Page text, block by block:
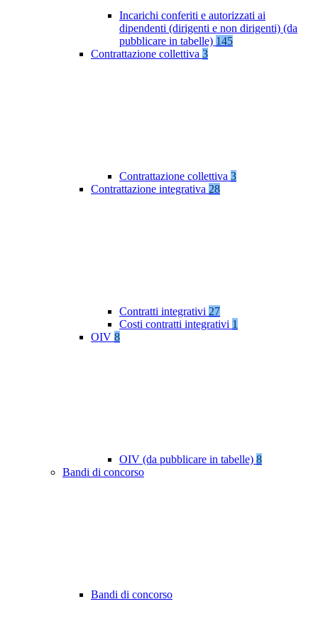
Incarichi conferiti e autorizzati ai
dipendenti (dirigenti e non dirigenti) (da
pubblicare in tabelle) 145
Contrattazione collettiva 3
Contrattazione collettiva 3
Contrattazione integrativa 28
Contratti integrativi 27
Costi contratti integrativi 1
OIV 8
OIV (da pubblicare in tabelle) 8
Bandi di concorso
Bandi di concorso